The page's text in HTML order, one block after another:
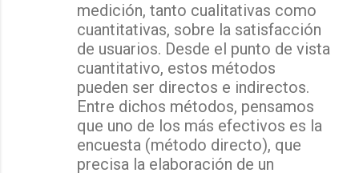
medición, tanto cualitativas como
cuantitativas, sobre la satisfacción
de usuarios. Desde el punto de vista
cuantitativo, estos métodos
pueden ser directos e indirectos.
Entre dichos métodos, pensamos
que uno de los más efectivos es la
encuesta (método directo), que
precisa la elaboración de un